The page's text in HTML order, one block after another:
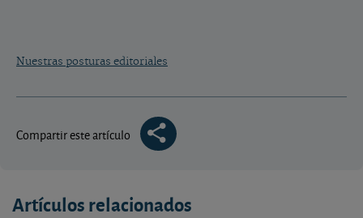
Nuestras posturas editoriales
Compartir este artículo
Artículos relacionados